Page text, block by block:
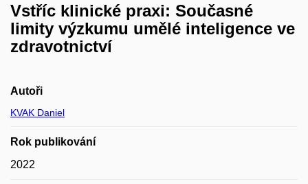
Vstříc klinické praxi: Současné
limity výzkumu umělé inteligence ve
zdravotnictví
Autoři
KVAK Daniel
Rok publikování
2022